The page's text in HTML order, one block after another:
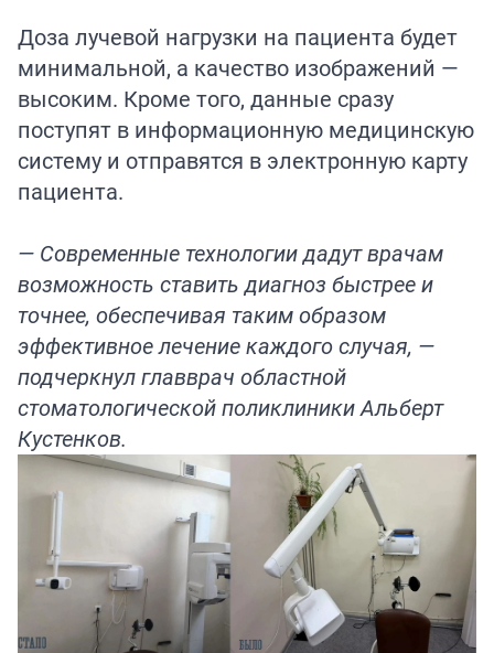
Доза лучевой нагрузки на пациента будет
минимальной, а качество изображений —
высоким. Кроме того, данные сразу
поступят в информационную медицинскую
систему и отправятся в электронную карту
пациента.
— Современные технологии дадут врачам
возможность ставить диагноз быстрее и
точнее, обеспечивая таким образом
эффективное лечение каждого случая, —
подчеркнул главврач областной
стоматологической поликлиники Альберт
Кустенков.